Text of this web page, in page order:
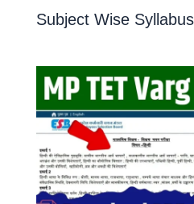
Subject Wise Syllabus